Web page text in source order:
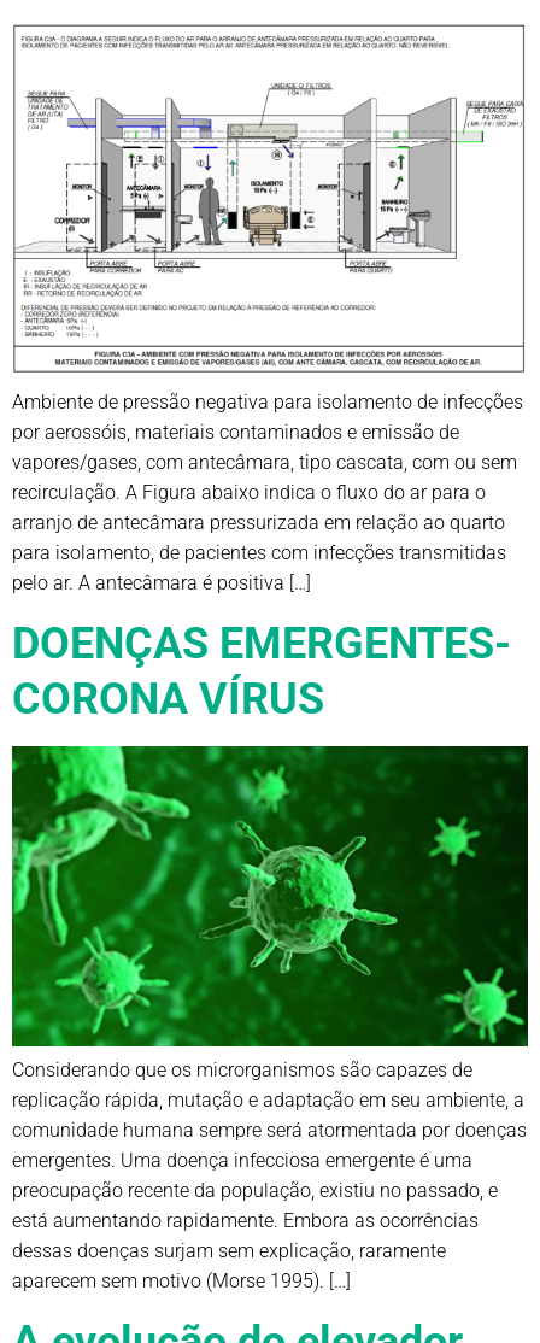
Ambiente de pressão negativa para isolamento de infecções
por aerossóis, materiais contaminados e emissão de
vapores/gases, com antecâmara, tipo cascata, com ou sem
recirculação. A Figura abaixo indica o fluxo do ar para o
arranjo de antecâmara pressurizada em relação ao quarto
para isolamento, de pacientes com infecções transmitidas
pelo ar. A antecâmara é positiva […]
DOENÇAS EMERGENTES-
CORONA VÍRUS
Considerando que os microrganismos são capazes de
replicação rápida, mutação e adaptação em seu ambiente, a
comunidade humana sempre será atormentada por doenças
emergentes. Uma doença infecciosa emergente é uma
preocupação recente da população, existiu no passado, e
está aumentando rapidamente. Embora as ocorrências
dessas doenças surjam sem explicação, raramente
aparecem sem motivo (Morse 1995). […]